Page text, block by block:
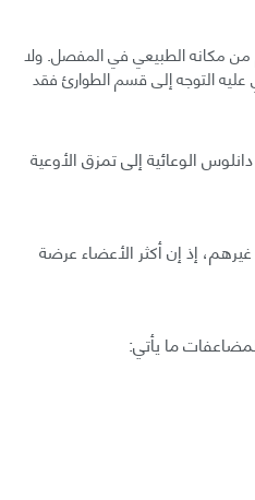
من مكانه الطبيعي في المفصل. ولا
التوجه إلى قسم الطوارئ فقد
الوعائية إلى تمزق الأوعية
إذ إن أكثر الأعضاء عرضة
ما يأتي: